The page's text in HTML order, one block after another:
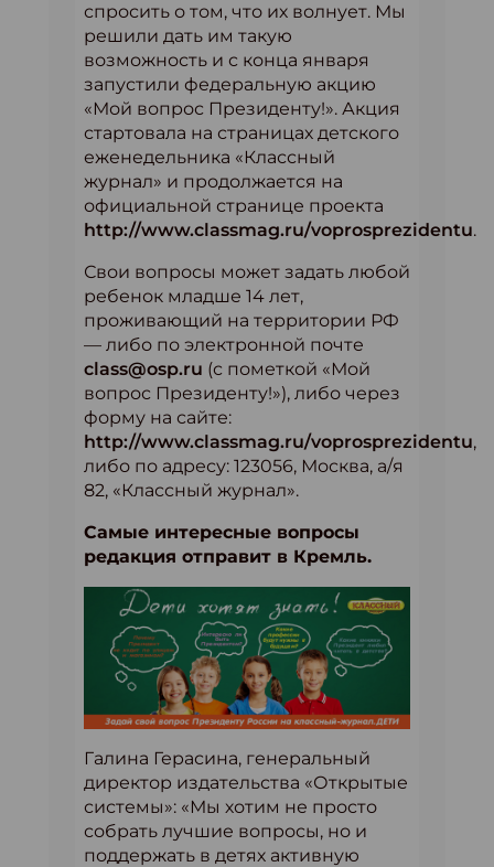
спросить о том, что их волнует. Мы
решили дать им такую
возможность и с конца января
запустили федеральную акцию
«Мой вопрос Президенту!». Акция
стартовала на страницах детского
еженедельника «Классный
журнал» и продолжается на
официальной странице проекта
http://www.classmag.ru/voprosprezidentu.
Свои вопросы может задать любой
ребенок младше 14 лет,
проживающий на территории РФ
— либо по электронной почте
class@osp.ru (с пометкой «Мой
вопрос Президенту!»), либо через
форму на сайте:
http://www.classmag.ru/voprosprezidentu,
либо по адресу: 123056, Москва, а/я
82, «Классный журнал».
Самые интересные вопросы
редакция отправит в Кремль.
Галина Герасина, генеральный
директор издательства «Открытые
системы»: «Мы хотим не просто
собрать лучшие вопросы, но и
поддержать в детях активную